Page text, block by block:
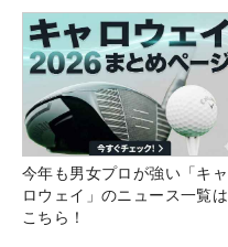
今年も男女プロが強い「キャ
ロウェイ」のニュース一覧は
こちら！